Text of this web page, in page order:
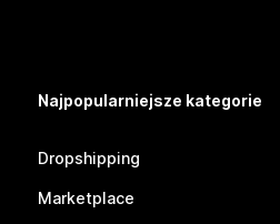
Najpopularniejsze kategorie
Dropshipping
Marketplace